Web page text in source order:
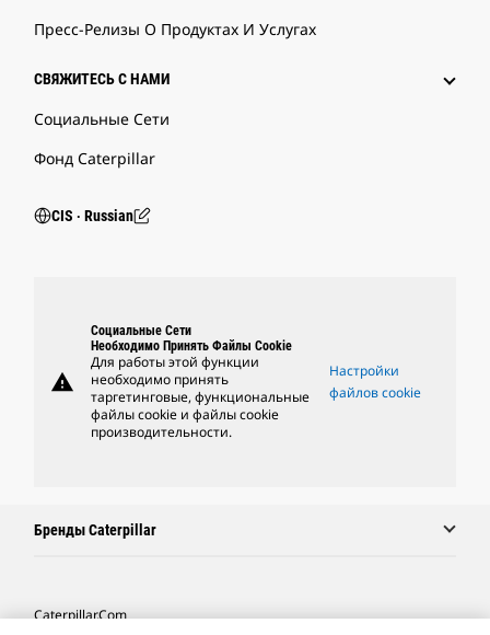
Пресс-Релизы О Продуктах И Услугах
СВЯЖИТЕСЬ С НАМИ
Социальные Сети
Фонд Caterpillar
CIS ‧ Russian
warning
Социальные Сети
Необходимо Принять Файлы Cookie
Для работы этой функции
необходимо принять
таргетинговые, функциональные
файлы cookie и файлы cookie
производительности.
Настройки
файлов cookie
Бренды Caterpillar
Caterpillar.com